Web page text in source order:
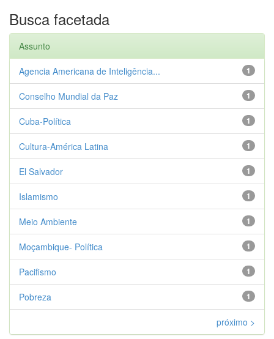
Busca facetada
Assunto
1
Agencia Americana de Inteligência...
1
Conselho Mundial da Paz
1
Cuba-Política
1
Cultura-América Latina
1
El Salvador
1
Islamismo
1
Meio Ambiente
1
Moçambique- Política
1
Pacifismo
1
Pobreza
próximo >